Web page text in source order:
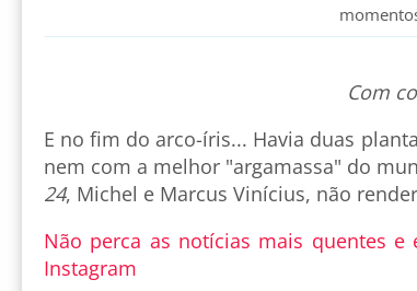
Com
E no fim do arco-íris... Havia duas
nem com a melhor "argamassa" do
24, Michel e Marcus Vinícius, não
Não perca as notícias mais quentes e
Instagram